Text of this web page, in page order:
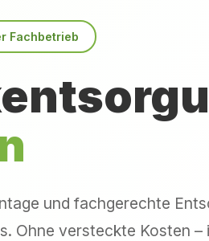
Fachbetrieb
und fachgerechte
Ohne versteckte Kosten –